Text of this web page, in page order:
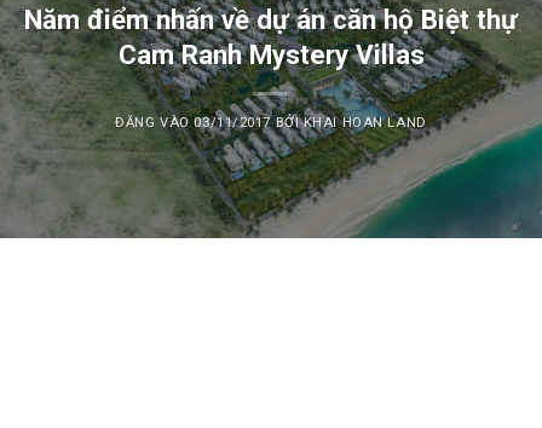
Năm điểm nhấn về dự án căn hộ Biệt thự
Cam Ranh Mystery Villas
ĐĂNG VÀO03/11/2017 BỞIKHAI HOAN LAND